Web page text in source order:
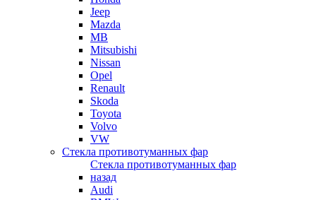
Jeep
Mazda
MB
Mitsubishi
Nissan
Opel
Renault
Skoda
Toyota
Volvo
VW
Стекла противотуманных фар
Стекла противотуманных фар
назад
Audi